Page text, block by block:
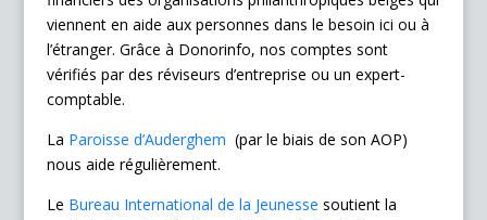
viennent en aide aux personnes dans le besoin ici ou à
l’étranger. Grâce à Donorinfo, nos comptes sont
vérifiés par des réviseurs d’entreprise ou un expert-
comptable.
La Paroisse d’Auderghem (par le biais de son AOP)
nous aide régulièrement.
Le Bureau International de la Jeunesse soutient la